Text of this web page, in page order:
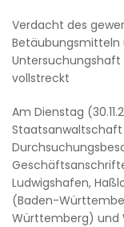
Verdacht des
Betäubungsmitteln
Untersuchungshaft
vollstreckt
Am Dienstag
Staatsanwaltschaft
Ludwigshafen,
(Baden-
Württemberg) und